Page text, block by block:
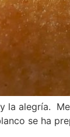
la alegría.
se ha